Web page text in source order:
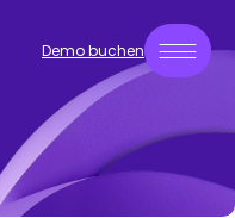
Demo buchen